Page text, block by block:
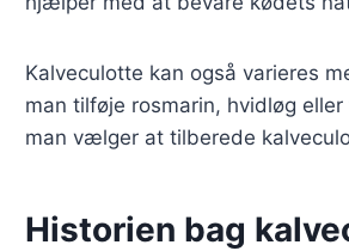
Kalveculotte kan også varieres
man tilføje rosmarin, hvidløg
man vælger at tilberede
Historien bag